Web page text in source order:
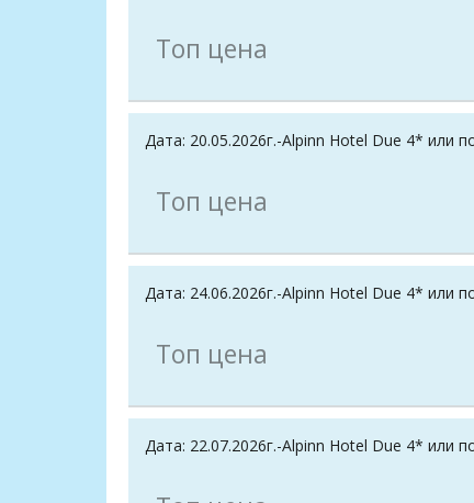
Топ цена
Дата: 20.05.2026г.-Alpinn Hotel Due 4* или
Топ цена
Дата: 24.06.2026г.-Alpinn Hotel Due 4* или
Топ цена
Дата: 22.07.2026г.-Alpinn Hotel Due 4* или